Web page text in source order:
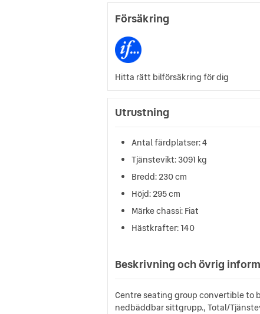
Försäkring
Hitta rätt bilförsäkring för dig
Utrustning
Antal färdplatser: 4
Tjänstevikt: 3091 kg
Bredd: 230 cm
Höjd: 295 cm
Märke chassi: Fiat
Hästkrafter: 140
Beskrivning och övrig
Centre seating group convertible to
nedbäddbar sittgrupp., Total/